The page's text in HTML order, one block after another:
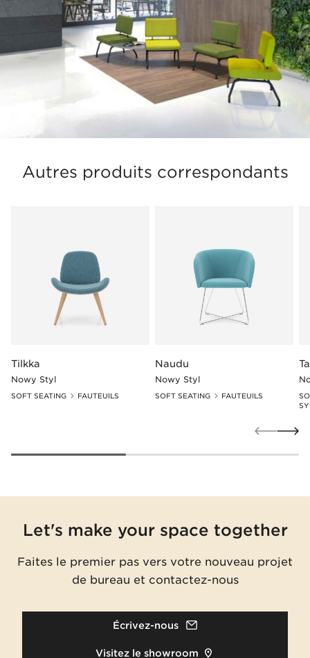
Autres produits correspondants
Tilkka
Nowy Styl
SOFT SEATING FAUTEUILS
Naudu
Nowy Styl
SOFT SEATING FAUTEUILS
Let's make your space together
Faites le premier pas vers votre nouveau projet
de bureau et contactez-nous
Écrivez-nous
Visitez le showroom